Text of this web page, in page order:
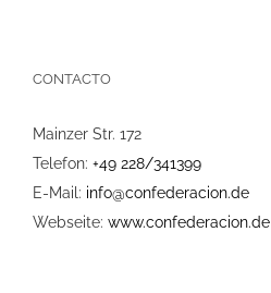
CONTACTO
Mainzer Str. 172
Telefon: +49 228/341399
E-Mail: info@confederacion.de
Webseite: www.confederacion.de